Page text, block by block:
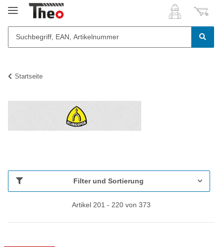
Startseite
Filter und Sortierung
Artikel 201 - 220 von 373